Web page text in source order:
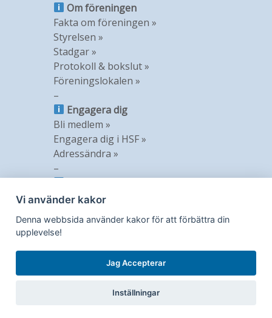
Om föreningen
Fakta om föreningen »
Styrelsen »
Stadgar »
Protokoll & bokslut »
Föreningslokalen »
–
Engagera dig
Bli medlem »
Engagera dig i HSF »
Adressändra »
–
Nyheter »
Medlemstidning »
Vi använder kakor
Denna webbsida använder kakor för att förbättra din
upplevelse!
Jag Accepterar
Inställningar